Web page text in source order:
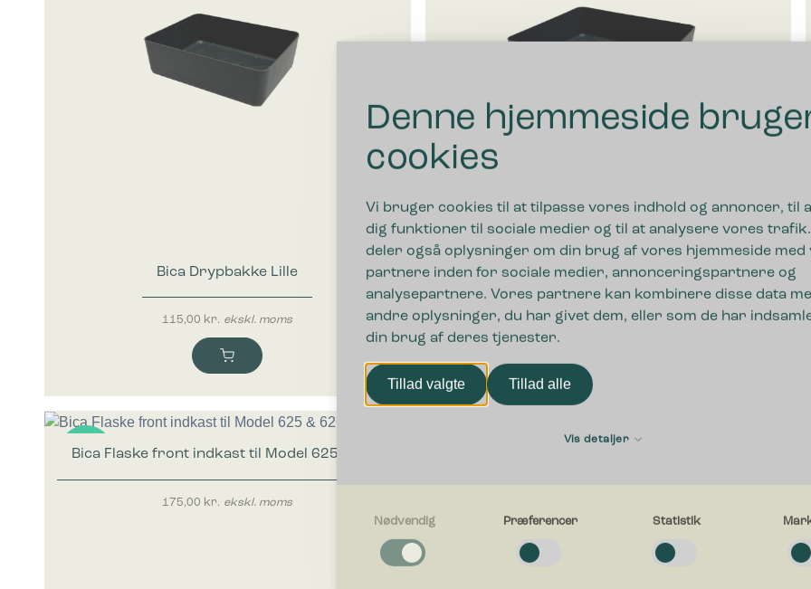
Denne hjemmeside
cookies
Vi bruger cookies til at tilpasse vores indhold og annoncer, til
dig funktioner til sociale medier og til at analysere vores trafik.
deler også oplysninger om din brug af vores hjemmeside med
partnere inden for sociale medier, annonceringspartnere og
analysepartnere. Vores partnere kan kombinere disse data
andre oplysninger, du har givet dem, eller som de har
din brug af deres tjenester.
Tillad valgte Tillad alle
Vis detaljer
Nødvendig
Nødvendige cookies hjælper med at gøre en hjemmeside brugbar ved at aktivere
Nødvendig Præferencer Statistik
Bica Drypbakke Lille
115,00 kr. ekskl. moms
Bica Drypbakke Medium
150,00kr. ekskl. moms
Nyhed
Bica Flaske front indkast til Model 625 & 626
175,00 kr. ekskl. moms